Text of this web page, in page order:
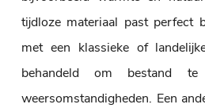
tijdloze materiaal past perfect
met een klassieke of
behandeld om bestand
weersomstandigheden. Een